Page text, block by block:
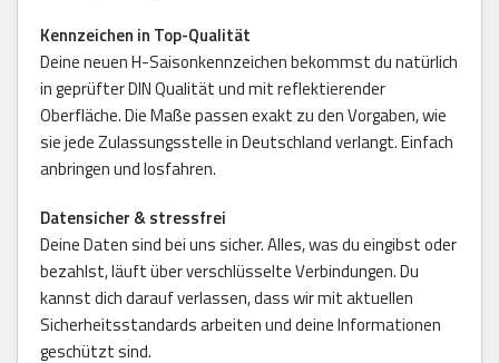
Kennzeichen in Top-Qualität
Deine neuen H-Saisonkennzeichen bekommst du natürlich
in geprüfter DIN Qualität und mit reflektierender
Oberfläche. Die Maße passen exakt zu den Vorgaben, wie
sie jede Zulassungsstelle in Deutschland verlangt. Einfach
anbringen und losfahren.
Datensicher & stressfrei
Deine Daten sind bei uns sicher. Alles, was du eingibst oder
bezahlst, läuft über verschlüsselte Verbindungen. Du
kannst dich darauf verlassen, dass wir mit aktuellen
Sicherheitsstandards arbeiten und deine Informationen
geschützt sind.